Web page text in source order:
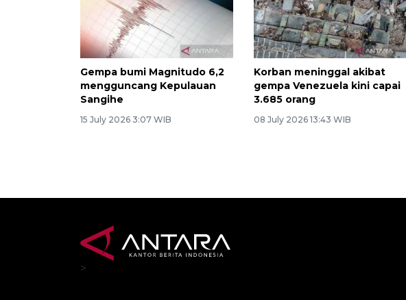
Gempa bumi Magnitudo 6,2
mengguncang Kepulauan
Sangihe
15 July 2026 3:07 WIB
Korban meninggal akibat
gempa Venezuela kini capai
3.685 orang
08 July 2026 13:43 WIB
>